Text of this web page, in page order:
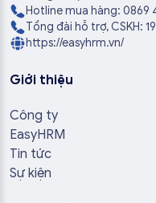
Hotline mua hàng: 0869
Tổng đài hỗ trợ, CSKH:
https://easyhrm.vn/
Giới thiệu
Công ty
EasyHRM
Tin tức
Sự kiện